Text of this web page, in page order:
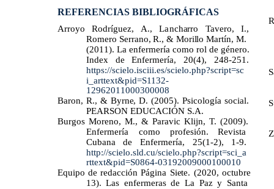
REFERENCIAS BIBLIOGRÁFICAS
Arroyo Rodríguez, A., Lancharro Tavero, I.,
Romero Serrano, R., & Morillo Martín, M.
(2011). La enfermería como rol de género.
Index de Enfermería, 20(4), 248-251.
https://scielo.isciii.es/scielo.php?script=sc
i_arttext&pid=S1132-
12962011000300008
Baron, R., & Byrne, D. (2005). Psicología social.
PEARSON EDUCACIÓN S.A.
Burgos Moreno, M., & Paravic Klijn, T. (2009).
Enfermería como profesión. ​Revista
Cubana de Enfermería, 25(1-2), 1-9.
http://scielo.sld.cu/scielo.php?script=sci_a
rttext&pid=S0864-03192009000100010
Equipo de redacción Página Siete. (2020, octubre
13). Las enfermeras de La Paz y Santa